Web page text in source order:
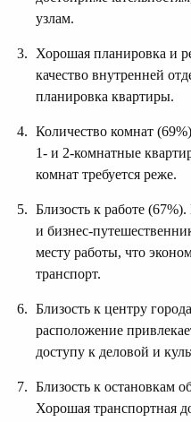
узлам.
Хорошая планировка и
качество внутренней
планировка квартиры.
Количество комнат
1- и 2-комнатные
комнат требуется реже.
Близость к работе
и бизнес-
месту работы, что
транспорт.
Близость к центру
расположение
доступу к деловой и
Близость к остановкам
Хорошая транспортная